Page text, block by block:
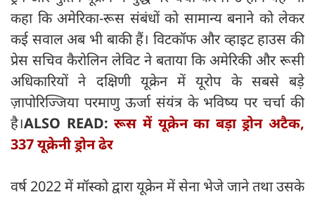
कहा कि अमेरिका-रूस संबंधों को सामान्य बनाने को लेकर
कई सवाल अब भी बाकी हैं। विटकॉफ और व्हाइट हाउस की
प्रेस सचिव कैरोलिन लेविट ने बताया कि अमेरिकी और रूसी
अधिकारियों ने दक्षिणी यूक्रेन में यूरोप के सबसे बड़े
ज़ापोरिज्जिया परमाणु ऊर्जा संयंत्र के भविष्य पर चर्चा की
है।ALSO READ:रूस में यूक्रेन का बड़ा ड्रोन अटैक,
337 यूक्रेनी ड्रोन ढेर
वर्ष 2022 में मॉस्को द्वारा यूक्रेन में सेना भेजे जाने तथा उसके